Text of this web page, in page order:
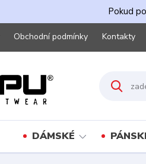
Pokud
Obchodní podmínky Kontakty
DÁMSKÉ